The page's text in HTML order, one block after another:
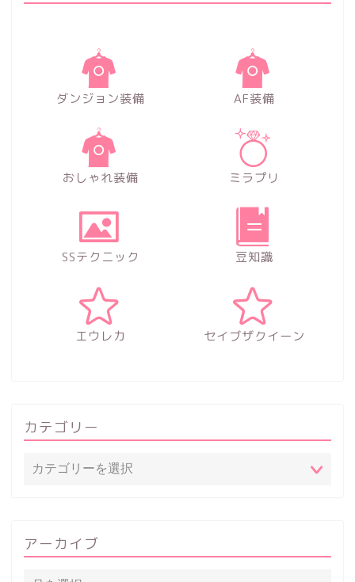
ダンジョン装備 AF装備
おしゃれ装備 ミラプリ
SSテクニック 豆知識
エウレカ セイブザクイーン
カテゴリー
アーカイブ